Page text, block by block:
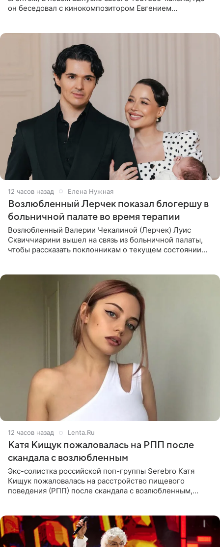
он беседовал с кинокомпозитором Евгением
12 часов назад Елена Нужная
Возлюбленный Лерчек показал блогершу в
больничной палате во время терапии
Возлюбленный Валерии Чекалиной (Лерчек) Луис
Сквиччиарини вышел на связь из больничной палаты,
чтобы рассказать поклонникам о текущем состоянии
12 часов назад Lenta.Ru
Катя Кищук пожаловалась на РПП после
скандала с возлюбленным
Экс-солистка российской поп-группы Serebro Катя
Кищук пожаловалась на расстройство пищевого
поведения (РПП) после скандала с возлюбленным,